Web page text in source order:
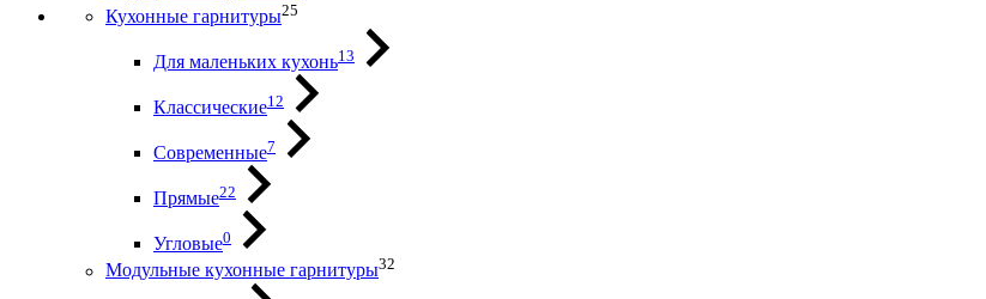
Кухонные гарнитуры25
Для маленьких кухонь13
Классические12
Современные7
Прямые22
Угловые0
Модульные кухонные гарнитуры32